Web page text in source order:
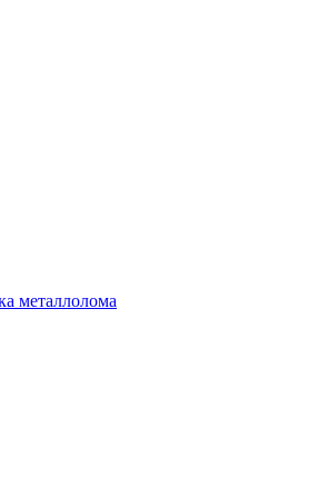
металлолома